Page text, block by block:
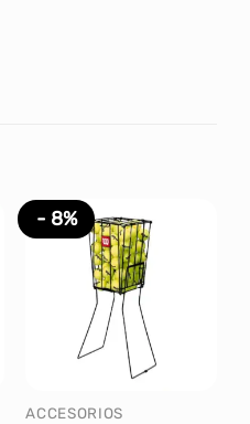
- 8%
ACCESORIOS